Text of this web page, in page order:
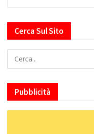
Cerca Sul Sito
Pubblicità